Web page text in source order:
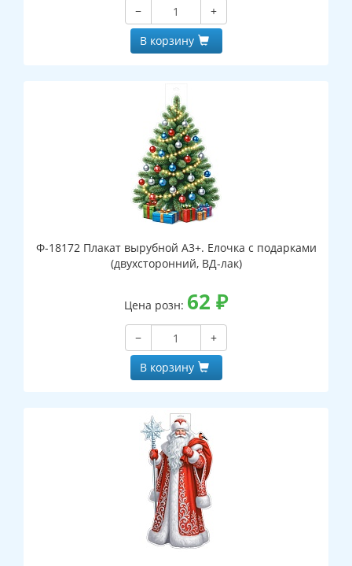
−
+
В корзину
Ф-18172 Плакат вырубной А3+. Елочка с подарками
(двухсторонний, ВД-лак)
Цена розн: 62 ₽
−
+
В корзину